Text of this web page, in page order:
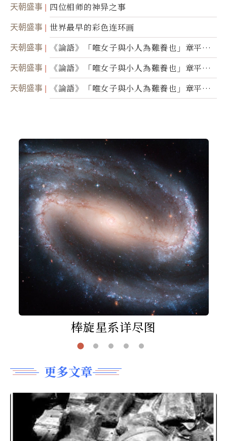
天朝盛事 四位相师的神异之事
天朝盛事 世界最早的彩色连环画
天朝盛事
《論語》「唯女子與小人為難養也」章平議
（三）
天朝盛事
《論語》「唯女子與小人為難養也」章平議
（二）
天朝盛事
《論語》「唯女子與小人為難養也」章平議
（一）
棒旋星系详尽图
更多文章